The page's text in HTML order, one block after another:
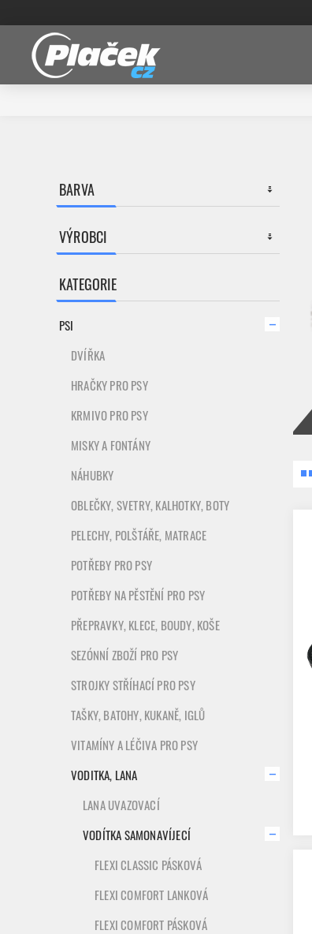
BARVA
VÝROBCI
KATEGORIE
PSI
DVÍŘKA
HRAČKY PRO PSY
KRMIVO PRO PSY
MISKY A FONTÁNY
NÁHUBKY
OBLEČKY, SVETRY, KALHOTKY, BOTY
PELECHY, POLŠTÁŘE, MATRACE
POTŘEBY PRO PSY
POTŘEBY NA PĚSTĚNÍ PRO PSY
PŘEPRAVKY, KLECE, BOUDY, KOŠE
SEZÓNNÍ ZBOŽÍ PRO PSY
STROJKY STŘÍHACÍ PRO PSY
TAŠKY, BATOHY, KUKANĚ, IGLŮ
VITAMÍNY A LÉČIVA PRO PSY
VODITKA, LANA
LANA UVAZOVACÍ
VODÍTKA SAMONAVÍJECÍ
FLEXI CLASSIC PÁSKOVÁ
FLEXI COMFORT LANKOVÁ
FLEXI COMFORT PÁSKOVÁ